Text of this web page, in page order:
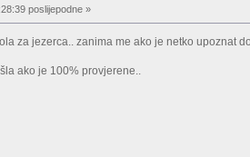
poslijepodne »
za jezerca.. zanima me ako je netko upoznat
ako je 100% provjerene..